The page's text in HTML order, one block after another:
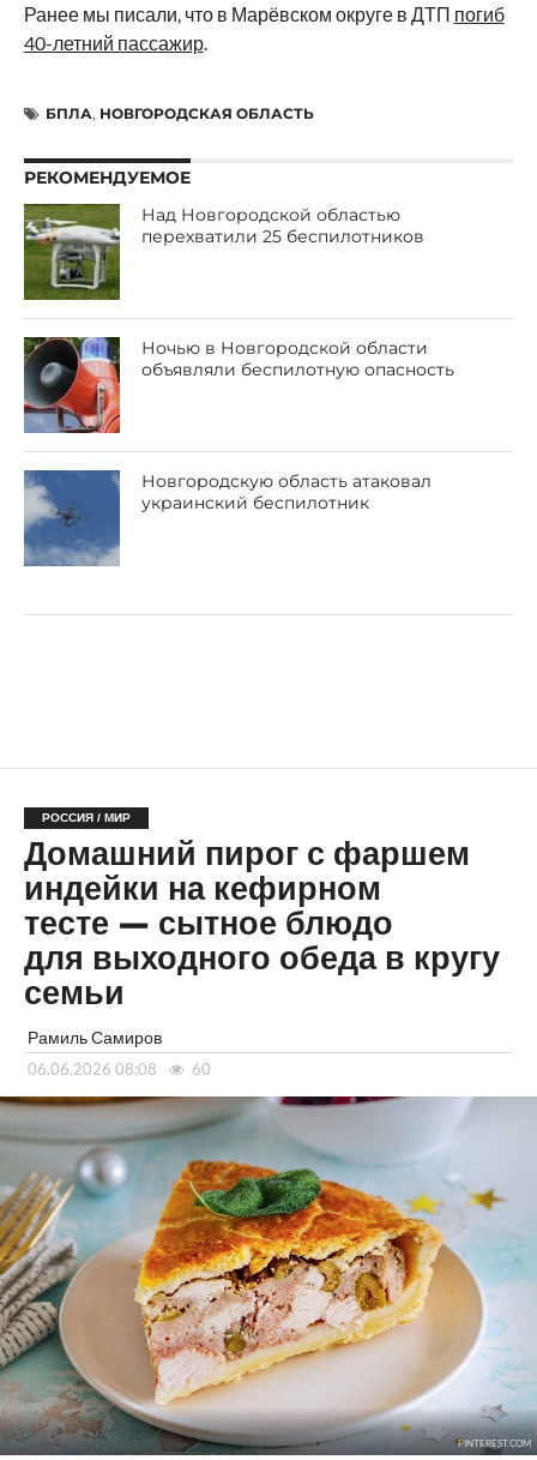
Ранее мы писали, что в Марёвском округе в ДТП погиб
40-летний пассажир.
БПЛА, НОВГОРОДСКАЯ ОБЛАСТЬ
РЕКОМЕНДУЕМОЕ
Над Новгородской областью
перехватили 25 беспилотников
Ночью в Новгородской области
объявляли беспилотную опасность
Новгородскую область атаковал
украинский беспилотник
РОССИЯ / МИР
Домашний пирог с фаршем
индейки на кефирном
тесте — сытное блюдо
для выходного обеда в кругу
семьи
Рамиль Самиров
06.06.2026 08:08 60
PINTEREST.COM